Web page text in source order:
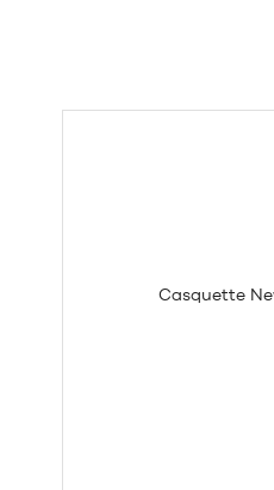
Casquette